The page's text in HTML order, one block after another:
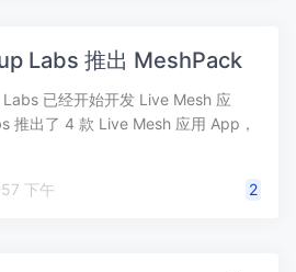
Labs 推出 MeshPack
已经开始开发 Live Mesh 应
推出了 4 款 Live Mesh 应用 App，
11 月 12 日, 8:57 下午 2